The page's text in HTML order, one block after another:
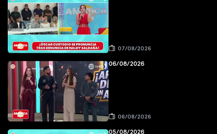
07/08/2026
06/08/2026
06/08/2026
05/08/2026